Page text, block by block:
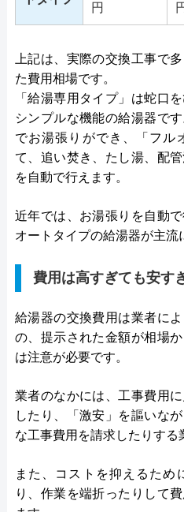
円
上記は、実際の交換工事で
た費用相場です。
「給湯専用タイプ」は蛇口
シンプルな機能の給湯器で
でお湯張りができ、「フル
て、追い焚き、たし湯、配
を自動で行えます。
近年では、お湯張りを自動
オートタイプの給湯器が主流
費用は高すぎても安す
給湯器の交換費用は業者に
の、提示された金額が相場
は注意が必要です。
業者のなかには、工事費用
したり、「激安」を謳いな
な工事費用を請求したりする
また、コストを抑えるため
り、作業を端折ったりして